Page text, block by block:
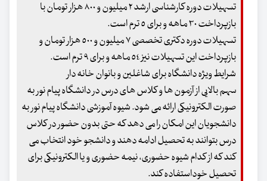
تسهیلات دوره کارشناسی ارشد ٢ میلیون و ٨٠٠ هزار تومان با
بازپرداخت ٣٠ ماهه و برای ٥ ترم است.
تسهیلات دوره دکتری تخصصی ٧ میلیون و ٥٠٠ هزار تومان و
بازپرداخت این تسهیلات نیز ٥٤ ماهه و برای ٩ ترم است.
شرایط ویژه دانشگاه برای شاغلین و بانوان خانه دار
سهم بالایی از آزمون ها و کلاس های درس در دانشگاه پیام نور به
صورت الکترونیکی ارائه می شود. شیوه آموزشی دانشگاه پیام نور به
دانشجویان این امکان را می دهد که حتی بدون حضور در کلاس
درس بتوانند به تحصیل ادامه دهند و دانشجو خود انتخاب می
کند که از کدام شیوه حضوری، نیمه حضوری و یا الکترونیکی برای
تحصیل خوداستفاده کند.